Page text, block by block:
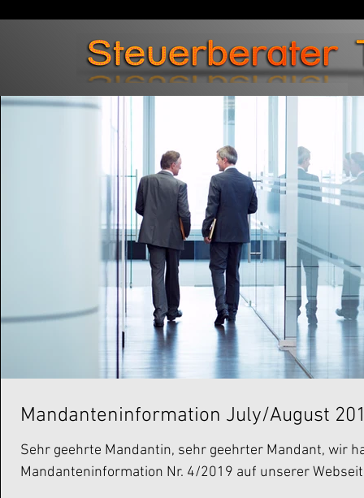
Mandanteninformation July/August
Sehr geehrte Mandantin, sehr geehrter Mandant, wir
Mandanteninformation Nr. 4/2019 auf unserer